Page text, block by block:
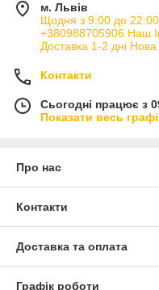
м. Львів
Щодня з 9:00 до
+380988705906 Наш
Доставка 1-2 дні
Контакти
Сьогодні працює з
Показати весь
Про нас
Контакти
Доставка та оплата
Графік роботи